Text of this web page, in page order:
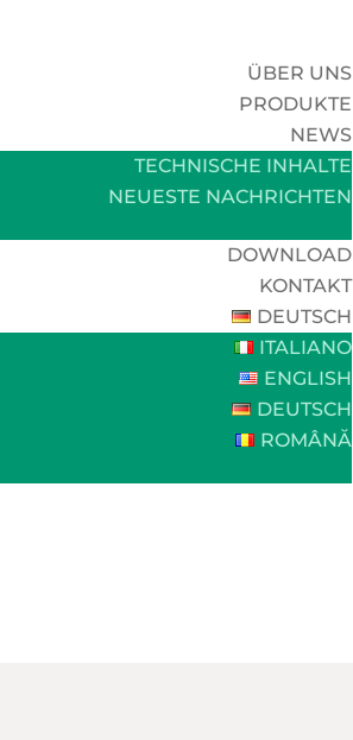
ÜBER UNS
PRODUKTE
NEWS
TECHNISCHE INHALTE
NEUESTE NACHRICHTEN
DOWNLOAD
KONTAKT
DEUTSCH
ITALIANO
ENGLISH
DEUTSCH
ROMÂNĂ